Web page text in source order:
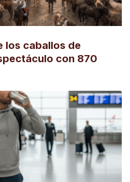
los caballos de
con 870